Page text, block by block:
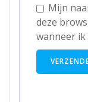
Mijn
deze
wanneer ik